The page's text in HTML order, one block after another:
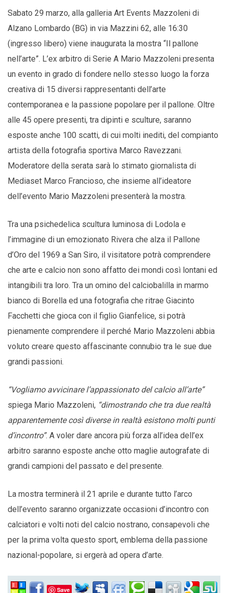
Sabato 29 marzo, alla galleria Art Events Mazzoleni di
Alzano Lombardo (BG) in via Mazzini 62, alle 16:30
(ingresso libero) viene inaugurata la mostra “Il pallone
nell’arte”. L’ex arbitro di Serie A Mario Mazzoleni presenta
un evento in grado di fondere nello stesso luogo la forza
creativa di 15 diversi rappresentanti dell’arte
contemporanea e la passione popolare per il pallone. Oltre
alle 45 opere presenti, tra dipinti e sculture, saranno
esposte anche 100 scatti, di cui molti inediti, del compianto
artista della fotografia sportiva Marco Ravezzani.
Moderatore della serata sarà lo stimato giornalista di
Mediaset Marco Francioso, che insieme all’ideatore
dell’evento Mario Mazzoleni presenterà la mostra.
Tra una psichedelica scultura luminosa di Lodola e
l’immagine di un emozionato Rivera che alza il Pallone
d’Oro del 1969 a San Siro, il visitatore potrà comprendere
che arte e calcio non sono affatto dei mondi così lontani ed
intangibili tra loro. Tra un omino del calciobalilla in marmo
bianco di Borella ed una fotografia che ritrae Giacinto
Facchetti che gioca con il figlio Gianfelice, si potrà
pienamente comprendere il perché Mario Mazzoleni abbia
voluto creare questo affascinante connubio tra le sue due
grandi passioni.
“Vogliamo avvicinare l’appassionato del calcio all’arte”
spiega Mario Mazzoleni, “dimostrando che tra due realtà
apparentemente così diverse in realtà esistono molti punti
d’incontro”. A voler dare ancora più forza all’idea dell’ex
arbitro saranno esposte anche otto maglie autografate di
grandi campioni del passato e del presente.
La mostra terminerà il 21 aprile e durante tutto l’arco
dell’evento saranno organizzate occasioni d’incontro con
calciatori e volti noti del calcio nostrano, consapevoli che
per la prima volta questo sport, emblema della passione
nazional-popolare, si ergerà ad opera d’arte.
Save